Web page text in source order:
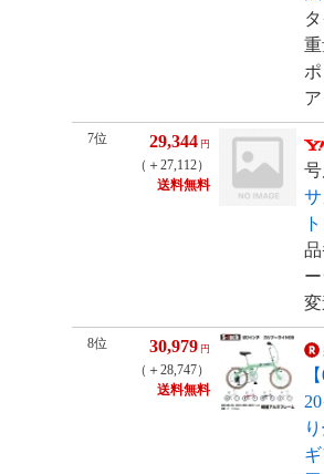
7位 29,344 円
（＋27,112）
送料無料
ト
8位 30,979 円
（＋28,747）
送料無料